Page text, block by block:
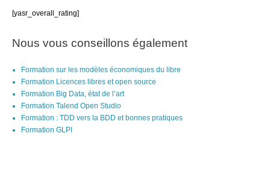
[yasr_overall_rating]
Nous vous conseillons également
Formation sur les modèles économiques du libre
Formation Licences libres et open source
Formation Big Data, état de l’art
Formation Talend Open Studio
Formation : TDD vers la BDD et bonnes pratiques
Formation GLPI